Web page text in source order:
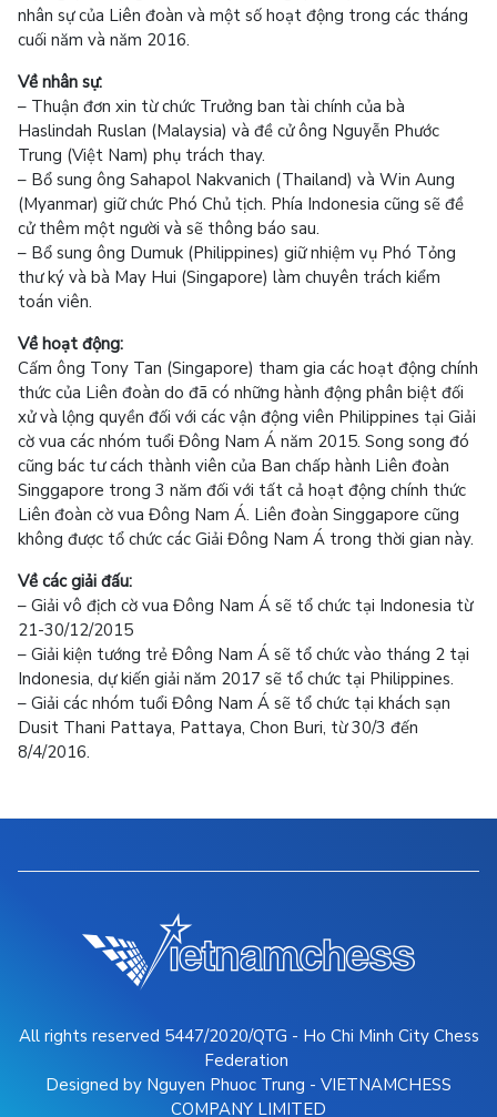
nhân sự của Liên đoàn và một số hoạt động trong các tháng
cuối năm và năm 2016.
Về nhân sự:
– Thuận đơn xin từ chức Trưởng ban tài chính của bà
Haslindah Ruslan (Malaysia) và đề cử ông Nguyễn Phước
Trung (Việt Nam) phụ trách thay.
– Bổ sung ông Sahapol Nakvanich (Thailand) và Win Aung
(Myanmar) giữ chức Phó Chủ tịch. Phía Indonesia cũng sẽ đề
cử thêm một người và sẽ thông báo sau.
– Bổ sung ông Dumuk (Philippines) giữ nhiệm vụ Phó Tỏng
thư ký và bà May Hui (Singapore) làm chuyên trách kiểm
toán viên.
Về hoạt động:
Cấm ông Tony Tan (Singapore) tham gia các hoạt động chính
thức của Liên đoàn do đã có những hành động phân biệt đối
xử và lộng quyền đối với các vận động viên Philippines tại Giải
cờ vua các nhóm tuổi Đông Nam Á năm 2015. Song song đó
cũng bác tư cách thành viên của Ban chấp hành Liên đoàn
Singgapore trong 3 năm đối với tất cả hoạt động chính thức
Liên đoàn cờ vua Đông Nam Á. Liên đoàn Singgapore cũng
không được tổ chức các Giải Đông Nam Á trong thời gian này.
Về các giải đấu:
– Giải vô địch cờ vua Đông Nam Á sẽ tổ chức tại Indonesia từ
21-30/12/2015
– Giải kiện tướng trẻ Đông Nam Á sẽ tổ chức vào tháng 2 tại
Indonesia, dự kiến giải năm 2017 sẽ tổ chức tại Philippines.
– Giải các nhóm tuổi Đông Nam Á sẽ tổ chức tại khách sạn
Dusit Thani Pattaya, Pattaya, Chon Buri, từ 30/3 đến
8/4/2016.
All rights reserved 5447/2020/QTG - Ho Chi Minh City Chess
Federation
Designed by Nguyen Phuoc Trung - VIETNAMCHESS
COMPANY LIMITED